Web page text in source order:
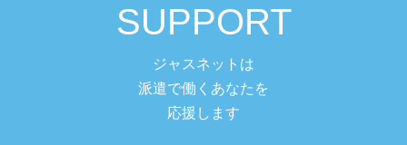
SUPPORT
ジャスネットは
派遣で働くあなたを
応援します